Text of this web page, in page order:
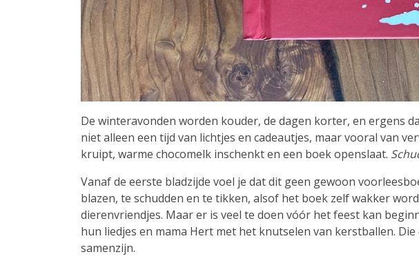
De winteravonden worden kouder, de dagen korter, en ergens
niet alleen een tijd van lichtjes en cadeautjes, maar vooral van
kruipt, warme chocomelk inschenkt en een boek openslaat.
Vanaf de eerste bladzijde voel je dat dit geen gewoon
blazen, te schudden en te tikken, alsof het boek zelf wakker
dierenvriendjes. Maar er is veel te doen vóór het feest kan
hun liedjes en mama Hert met het knutselen van kerstballen.
samenzijn.